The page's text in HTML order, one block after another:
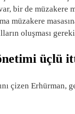
bir de müzakere
müzakere
oluşması
üçlü
çizen Erhürman,